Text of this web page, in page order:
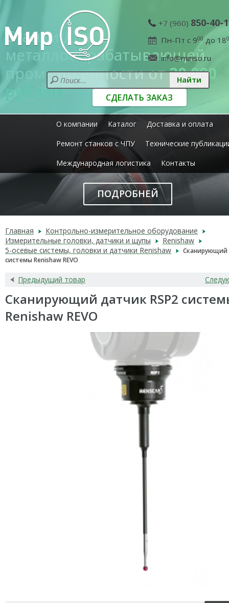
+7 (960) 850-40-
Пн-Пт с 900до 18
info@miriso.ru
СДЕЛАТЬ ЗАКАЗ
О компании Каталог
Доставка и оплата
Ремонт станков с ЧПУ
Технические
Международная логистика
Контакты
Станки для
металлообрабатывающей
промышленности от20 000
рублей
ПОДРОБНЕЙ
Главная
Контрольно-измерительное оборудование
Измерительные головки, датчики и щупы
Renishaw
5-осевые системы, головки и датчики Renishaw
Сканирующий
системы Renishaw REVO
Предыдущий товар
Сканирующий датчик RSP2
Renishaw REVO